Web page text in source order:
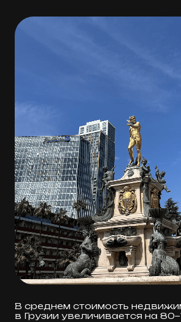
иностранных инвесторов и компании.
Старые исторические районы города,
с их уникальной архитектурой, обновляются
и привлекают инвесторов для реализации
коммерческих целей, таких как открытие
ресторанов, кафе и магазинов. В то же время,
активно строятся современные жилые дома
и гостиницы, предоставляющие высокую
доходность от аренды или продажи.
УЗНАТЬ О БАТУМИ
Батуми Премиум
Получить каталог